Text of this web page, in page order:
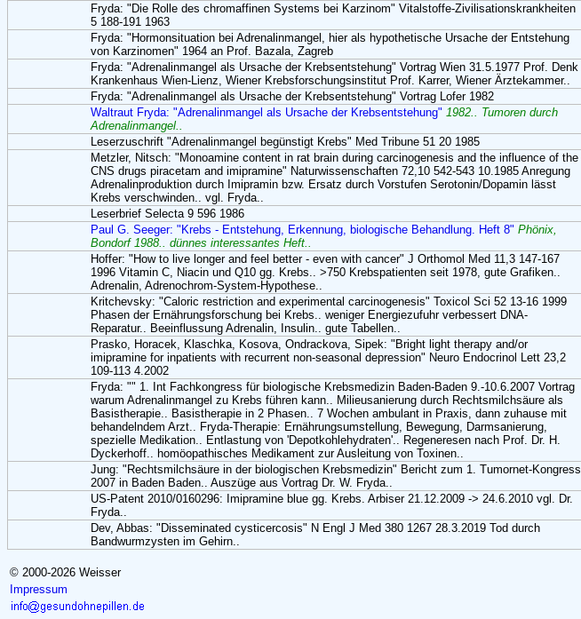
Fryda: "Die Rolle des chromaffinen Systems bei Karzinom" Vitalstoffe-Zivilisationskrankheiten
5 188-191 1963
Fryda: "Hormonsituation bei Adrenalinmangel, hier als hypothetische Ursache der Entstehung
von Karzinomen" 1964 an Prof. Bazala, Zagreb
Fryda: "Adrenalinmangel als Ursache der Krebsentstehung" Vortrag Wien 31.5.1977 Prof. Denk
Krankenhaus Wien-Lienz, Wiener Krebsforschungsinstitut Prof. Karrer, Wiener Ärztekammer..
Fryda: "Adrenalinmangel als Ursache der Krebsentstehung" Vortrag Lofer 1982
Waltraut Fryda: "Adrenalinmangel als Ursache der Krebsentstehung" 1982.. Tumoren durch
Adrenalinmangel..
Leserzuschrift "Adrenalinmangel begünstigt Krebs" Med Tribune 51 20 1985
Metzler, Nitsch: "Monoamine content in rat brain during carcinogenesis and the influence of the
CNS drugs piracetam and imipramine" Naturwissenschaften 72,10 542-543 10.1985 Anregung
Adrenalinproduktion durch Imipramin bzw. Ersatz durch Vorstufen Serotonin/Dopamin lässt
Krebs verschwinden.. vgl. Fryda..
Leserbrief Selecta 9 596 1986
Paul G. Seeger: "Krebs - Entstehung, Erkennung, biologische Behandlung. Heft 8" Phönix,
Bondorf 1988.. dünnes interessantes Heft..
Hoffer: "How to live longer and feel better - even with cancer" J Orthomol Med 11,3 147-167
1996 Vitamin C, Niacin und Q10 gg. Krebs.. >750 Krebspatienten seit 1978, gute Grafiken..
Adrenalin, Adrenochrom-System-Hypothese..
Kritchevsky: "Caloric restriction and experimental carcinogenesis" Toxicol Sci 52 13-16 1999
Phasen der Ernährungsforschung bei Krebs.. weniger Energiezufuhr verbessert DNA-
Reparatur.. Beeinflussung Adrenalin, Insulin.. gute Tabellen..
Prasko, Horacek, Klaschka, Kosova, Ondrackova, Sipek: "Bright light therapy and/or
imipramine for inpatients with recurrent non-seasonal depression" Neuro Endocrinol Lett 23,2
109-113 4.2002
Fryda: "" 1. Int Fachkongress für biologische Krebsmedizin Baden-Baden 9.-10.6.2007 Vortrag
warum Adrenalinmangel zu Krebs führen kann.. Milieusanierung durch Rechtsmilchsäure als
Basistherapie.. Basistherapie in 2 Phasen.. 7 Wochen ambulant in Praxis, dann zuhause mit
behandelndem Arzt.. Fryda-Therapie: Ernährungsumstellung, Bewegung, Darmsanierung,
spezielle Medikation.. Entlastung von 'Depotkohlehydraten'.. Regeneresen nach Prof. Dr. H.
Dyckerhoff.. homöopathisches Medikament zur Ausleitung von Toxinen..
Jung: "Rechtsmilchsäure in der biologischen Krebsmedizin" Bericht zum 1. Tumornet-Kongress
2007 in Baden Baden.. Auszüge aus Vortrag Dr. W. Fryda..
US-Patent 2010/0160296: Imipramine blue gg. Krebs. Arbiser 21.12.2009 -> 24.6.2010 vgl. Dr.
Fryda..
Dev, Abbas: "Disseminated cysticercosis" N Engl J Med 380 1267 28.3.2019 Tod durch
Bandwurmzysten im Gehirn..
© 2000-2026 Weisser
Impressum